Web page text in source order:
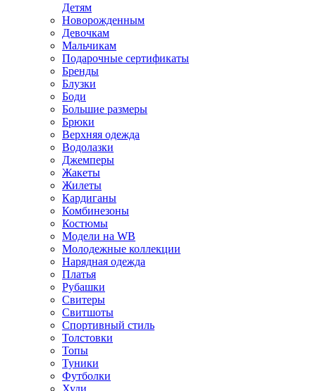
Детям
Новорожденным
Девочкам
Мальчикам
Подарочные сертификаты
Бренды
Блузки
Боди
Большие размеры
Брюки
Верхняя одежда
Водолазки
Джемперы
Жакеты
Жилеты
Кардиганы
Комбинезоны
Костюмы
Модели на WB
Молодежные коллекции
Нарядная одежда
Платья
Рубашки
Свитеры
Свитшоты
Спортивный стиль
Толстовки
Топы
Туники
Футболки
Худи